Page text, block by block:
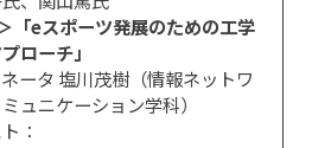
「eスポーツ発展のための工学
ローチ」
ータ 塩川茂樹（情報ネットワ
ュニケーション学科）
：